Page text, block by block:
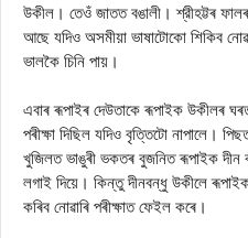
উকীল। তেওঁ জাতত বঙালী। শ্রীহট্টৰ
আছে যদিও অসমীয়া ভাষাটোকো শিকিব
ভালকৈ চিনি পায়।
এবাৰ ৰূপাইৰ দেউতাকে ৰূপাইক উকীলৰ
পৰীক্ষা দিছিল যদিও বৃত্তিটো নাপালে।
খুজিলত ভাঙুৰী ভকতৰ বুজনিত ৰূপাইক
লগাই দিয়ে। কিন্তু দীনবন্ধু উকীলে
কৰিব নোৱাৰি পৰীক্ষাত ফেইল কৰে।